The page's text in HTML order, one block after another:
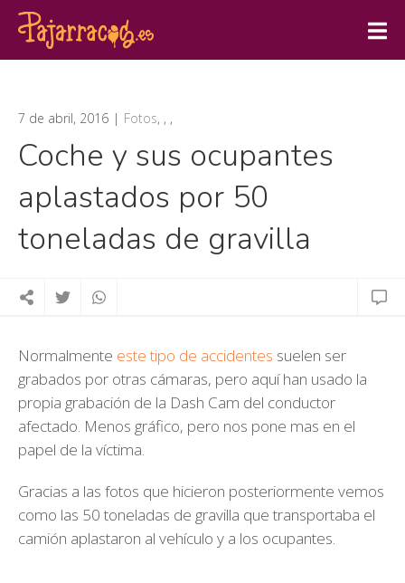
7 de abril, 2016 Fotos, , ,
Coche y sus ocupantes
aplastados por 50
toneladas de gravilla
Normalmente este tipo de accidentes suelen ser
grabados por otras cámaras, pero aquí han usado la
propia grabación de la Dash Cam del conductor
afectado. Menos gráfico, pero nos pone mas en el
papel de la víctima.
Gracias a las fotos que hicieron posteriormente vemos
como las 50 toneladas de gravilla que transportaba el
camión aplastaron al vehículo y a los ocupantes.